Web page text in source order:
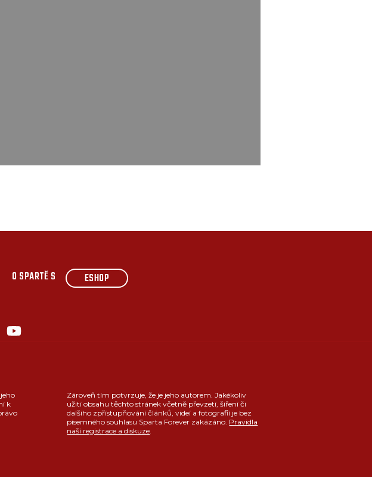
O SPARTĚ S ESHOP
k
Zároveň tím potvrzuje, že je jeho autorem. Jakékoliv
užití obsahu těchto stránek včetně převzetí, šíření či
dalšího zpřístupňování článků, videí a fotografií je bez
písemného souhlasu Sparta Forever zakázáno. Pravidla
naší registrace a diskuze.